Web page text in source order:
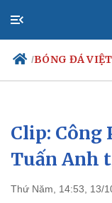
/BÓNG ĐÁ
Chính trị
Đảng
Tổ chức nhân sự
Nhận diện sự thật
Clip: Công
Tuấn Anh
Thứ Năm, 14:53, 13/